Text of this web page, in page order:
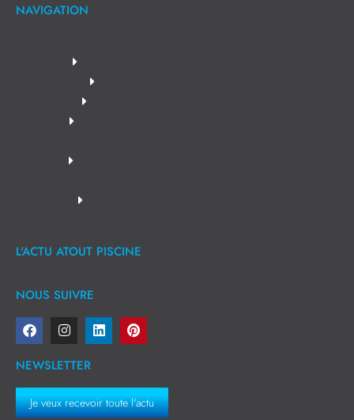
NAVIGATION
L'ACTU ATOUT PISCINE
NOUS SUIVRE
NEWSLETTER
Je veux recevoir toute l'actu